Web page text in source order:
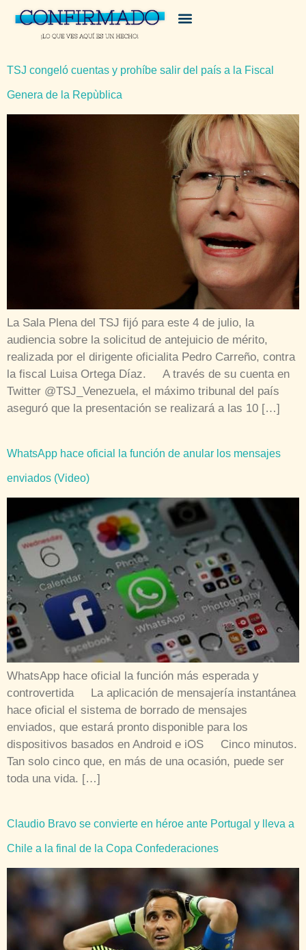
TSJ congeló cuentas y prohíbe salir del país a la Fiscal
Genera de la Repùblica
La Sala Plena del TSJ fijó para este 4 de julio, la
audiencia sobre la solicitud de antejuicio de mérito,
realizada por el dirigente oficialita Pedro Carreño, contra
la fiscal Luisa Ortega Díaz. A través de su cuenta en
Twitter @TSJ_Venezuela, el máximo tribunal del país
aseguró que la presentación se realizará a las 10 […]
WhatsApp hace oficial la función de anular los mensajes
enviados (Video)
WhatsApp hace oficial la función más esperada y
controvertida La aplicación de mensajería instantánea
hace oficial el sistema de borrado de mensajes
enviados, que estará pronto disponible para los
dispositivos basados en Android e iOS Cinco minutos.
Tan solo cinco que, en más de una ocasión, puede ser
toda una vida. […]
Claudio Bravo se convierte en héroe ante Portugal y lleva a
Chile a la final de la Copa Confederaciones